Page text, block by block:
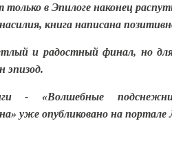
в Эпилоге наконец
книга написана
и радостный финал, но для
эпизод.
- «Волшебные
уже опубликовано на портале